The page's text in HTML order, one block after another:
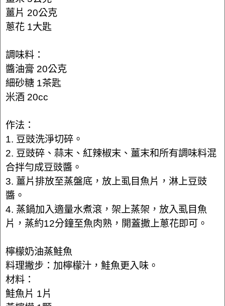
薑片 20公克
蔥花 1大匙
調味料：
醬油膏 20公克
細砂糖 1茶匙
米酒 20cc
作法：
1. 豆豉洗淨切碎。
2. 豆豉碎、蒜末、紅辣椒末、薑末和所有調味料混
合拌勻成豆豉醬。
3. 薑片排放至蒸盤底，放上虱目魚片，淋上豆豉
醬。
4. 蒸鍋加入適量水煮滾，架上蒸架，放入虱目魚
片，蒸約12分鐘至魚肉熟，開蓋撒上蔥花即可。
檸檬奶油蒸鮭魚
料理撇步：加檸檬汁，鮭魚更入味。
材料：
鮭魚片 1片